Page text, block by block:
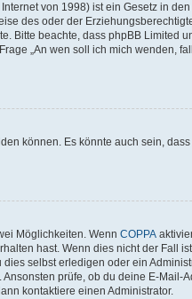
von 1998) ist ein Gesetz in
des oder der
Bitte beachte, dass phpBB Limited
„An wen soll ich mich wenden,
können. Es könnte auch sein,
Möglichkeiten. Wenn COPPA
hast. Wenn dies nicht der Fall
selbst erledigen oder ein
prüfe, ob du deine E-Mail-
kontaktiere einen Administrator.